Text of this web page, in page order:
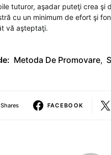
tuturor, aşadar puteţi crea şi
cu un minimum de efort şi
vă aşteptaţi.
Metoda De Promovare,
FACEBOOK